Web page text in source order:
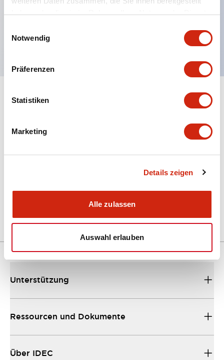
haben oder die sie im Rahmen Ihrer Nutzung der Dienste
Notwendig
Präferenzen
Statistiken
Marketing
Details zeigen
Alle zulassen
Auswahl erlauben
Schutzart IP65 (IEC60529)
Dokumente und Dateien
Genehmigungen & Standards
04/09/2025.PDF1.23MB
Unterstützung
Ressourcen und Dokumente
Über IDEC